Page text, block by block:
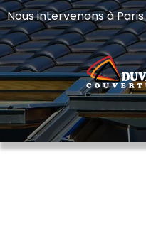
Nous intervenons à